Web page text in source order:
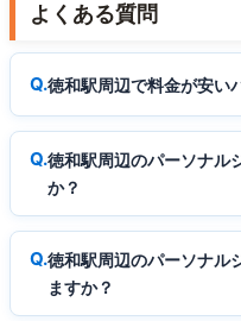
よくある質問
徳和駅周辺で料金が安い
徳和駅周辺のパーソナル
か？
徳和駅周辺のパーソナル
ますか？